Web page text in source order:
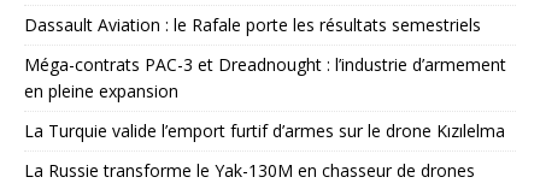
Dassault Aviation : le Rafale porte les résultats semestriels
Méga-contrats PAC-3 et Dreadnought : l’industrie d’armement
en pleine expansion
La Turquie valide l’emport furtif d’armes sur le drone Kızılelma
La Russie transforme le Yak-130M en chasseur de drones